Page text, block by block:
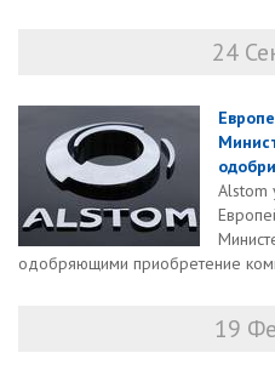
24
Alstom
одобряющими приобретение
19